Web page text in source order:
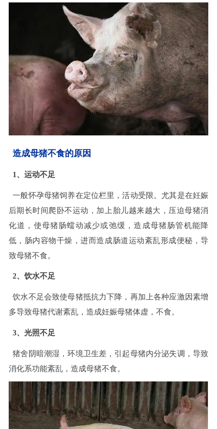
造成母猪不食的原因
1、运动不足
一般怀孕母猪饲养在定位栏里，活动受限。尤其是在妊娠
后期长时间爬卧不运动，加上胎儿越来越大，压迫母猪消
化道，使母猪肠蠕动减少或弛缓，造成母猪肠管机能降
低，肠内容物干燥，进而造成肠道运动紊乱形成便秘，导
致母猪不食。
2、饮水不足
饮水不足会致使母猪抵抗力下降，再加上各种应激因素增
多导致母猪代谢紊乱，造成妊娠母猪体虚，不食。
3、光照不足
猪舍阴暗潮湿，环境卫生差，引起母猪内分泌失调，导致
消化系功能紊乱，造成母猪不食。